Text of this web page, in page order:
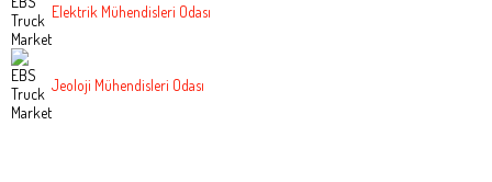
Elektrik Mühendisleri Odası
Jeoloji Mühendisleri Odası